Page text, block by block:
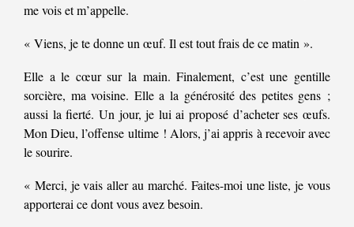
me vois et m’appelle.
« Viens, je te donne un œuf. Il est tout frais de ce matin ».
Elle a le cœur sur la main. Finalement, c’est une gentille
sorcière, ma voisine. Elle a la générosité des petites gens ;
aussi la fierté. Un jour, je lui ai proposé d’acheter ses œufs.
Mon Dieu, l’offense ultime ! Alors, j’ai appris à recevoir avec
le sourire.
« Merci, je vais aller au marché. Faites-moi une liste, je vous
apporterai ce dont vous avez besoin.